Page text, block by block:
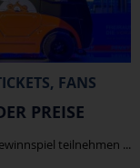
FANS
PREISE
teilnehmen ...